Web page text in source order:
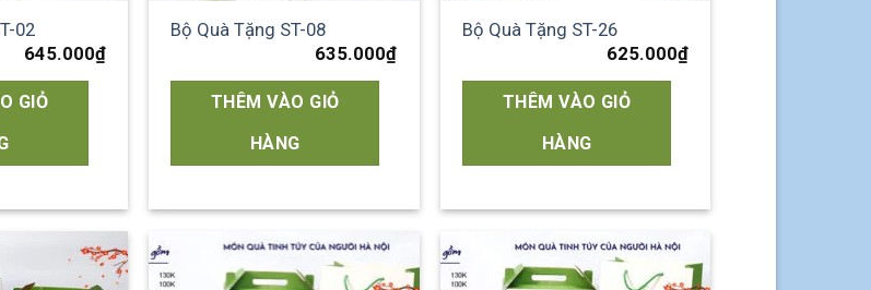
02
645.000₫
GIỎ
Bộ Quà Tặng ST-08
635.000₫
THÊM VÀO GIỎ
HÀNG
Bộ Quà Tặng ST-26
625.000₫
THÊM VÀO GIỎ
HÀNG